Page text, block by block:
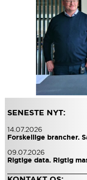
SENESTE NYT:
14.07.2026
Forskellige brancher.
09.07.2026
Rigtige data. Rigtig